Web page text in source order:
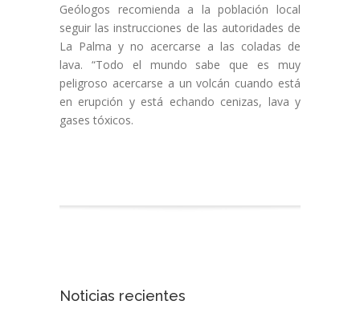
Geólogos recomienda a la población local
seguir las instrucciones de las autoridades de
La Palma y no acercarse a las coladas de
lava. “Todo el mundo sabe que es muy
peligroso acercarse a un volcán cuando está
en erupción y está echando cenizas, lava y
gases tóxicos.
Noticias recientes